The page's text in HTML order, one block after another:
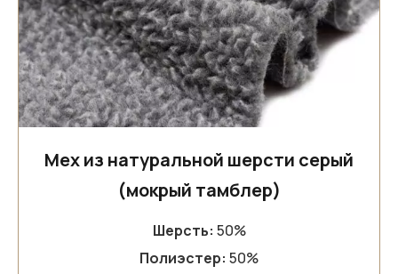
Мех из натуральной шерсти серый
(мокрый тамблер)
Шерсть: 50%
Полиэстер: 50%